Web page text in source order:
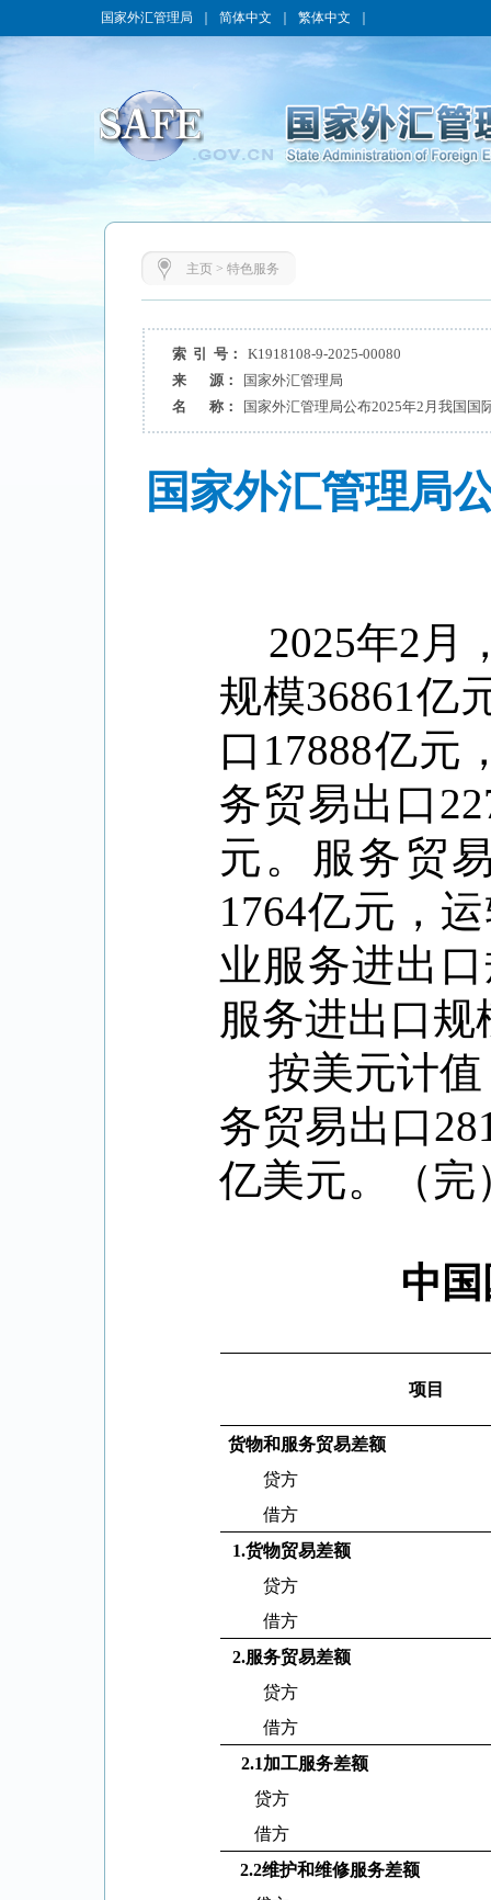
国家外汇管理局 简体中文 繁体中文
主页> 特色服务
索 引 号：
K1918108-9-2025-00080
来 源：
国家外汇管理局
名 称：
国家外汇管理局公布2025年2月我国国
国家外汇管理局
2025年2 月
规模36861亿
口 17888亿元
务贸易出口
元。服务贸
1764亿元，
业服务进出
服务进出口规
按美元计
务贸易出口
亿美元。（完
中
项目
货物和服务贸易差额
贷方
借方
1.货物贸易差额
贷方
借方
2.服务贸易差额
贷方
借方
2.1加工服务差额
贷方
借方
2.2维护和维修服务差额